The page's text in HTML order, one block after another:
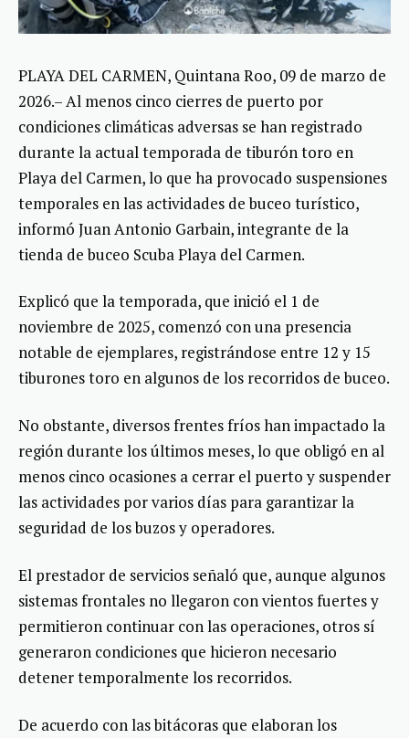
PLAYA DEL CARMEN, Quintana Roo, 09 de marzo de
2026.– Al menos cinco cierres de puerto por
condiciones climáticas adversas se han registrado
durante la actual temporada de tiburón toro en
Playa del Carmen, lo que ha provocado suspensiones
temporales en las actividades de buceo turístico,
informó Juan Antonio Garbain, integrante de la
tienda de buceo Scuba Playa del Carmen.
Explicó que la temporada, que inició el 1 de
noviembre de 2025, comenzó con una presencia
notable de ejemplares, registrándose entre 12 y 15
tiburones toro en algunos de los recorridos de buceo.
No obstante, diversos frentes fríos han impactado la
región durante los últimos meses, lo que obligó en al
menos cinco ocasiones a cerrar el puerto y suspender
las actividades por varios días para garantizar la
seguridad de los buzos y operadores.
El prestador de servicios señaló que, aunque algunos
sistemas frontales no llegaron con vientos fuertes y
permitieron continuar con las operaciones, otros sí
generaron condiciones que hicieron necesario
detener temporalmente los recorridos.
De acuerdo con las bitácoras que elaboran los